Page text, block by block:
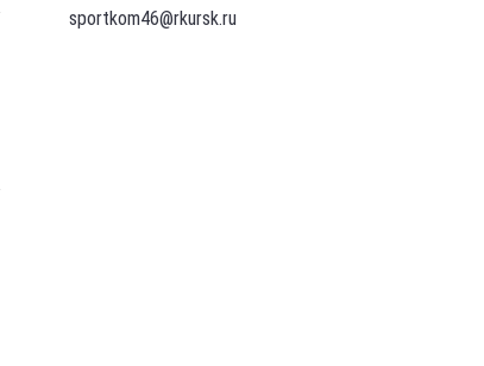
sportkom46@rkursk.ru